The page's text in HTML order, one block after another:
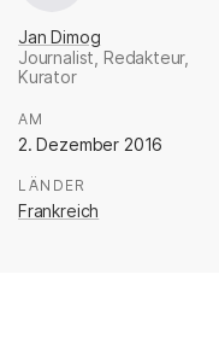
Jan Dimog
Journalist, Redakteur,
Kurator
AM
2. Dezember 2016
LÄNDER
Frankreich